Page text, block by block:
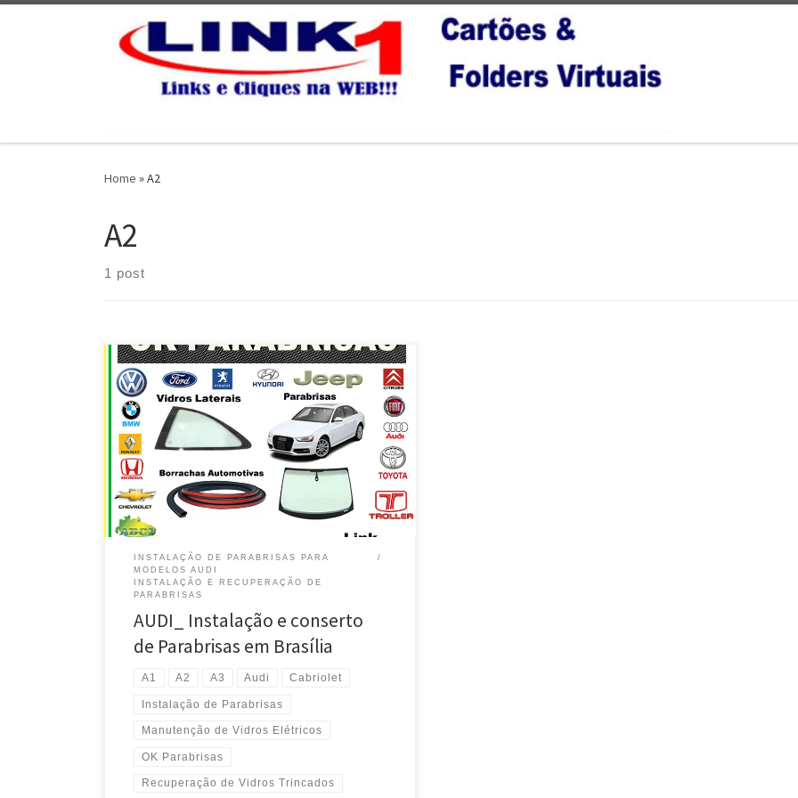
Home »A2
A2
1 post
OK Parabrisas , Instalação e Recuperação de
Parabrisas e Vidros Laterais para Modelos Audi –
Taguatinga / DF AUDI A1, A2 e A3 , Instalação e
Recuperação de Parabrisas – Taguatinga / DF AUDI A1,
A2 e A3 , Conserto de Parabrisas Trincados –
Taguatinga / DF AUDI A1, A2 […]
INSTALAÇÃO DE PARABRISAS PARA
MODELOS AUDI
INSTALAÇÃO E RECUPERAÇÃO DE
PARABRISAS
AUDI_ Instalação e conserto
de Parabrisas em Brasília
A1 A2 A3 Audi Cabriolet
Instalação de Parabrisas
Manutenção de Vidros Elétricos
OK Parabrisas
Recuperação de Vidros Trincados